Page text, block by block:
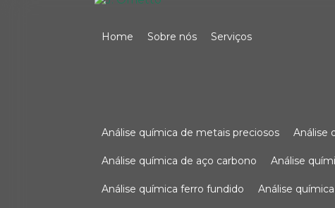
Home Sobre nós Serviços
análise química de metais preciosos
análise química de aço carbono análise
análise química ferro fundido análise